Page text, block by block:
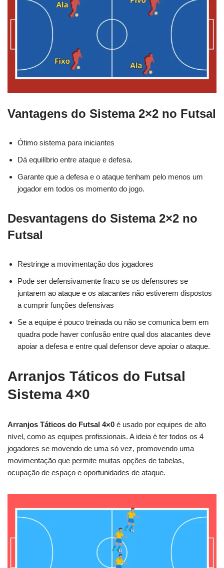
Vantagens do Sistema 2×2 no Futsal
Ótimo sistema para iniciantes
Dá equilíbrio entre ataque e defesa.
Garante que a defesa e o ataque tenham pelo menos um
jogador em todos os momento do jogo.
Desvantagens do Sistema 2×2 no
Futsal
Restringe a movimentação dos jogadores
Pode ser defensivamente fraco se os defensores se
juntarem ao ataque e os atacantes não estiverem dispostos
a cumprir funções defensivas
Se a equipe é pouco treinada ou não se comunica bem em
quadra pode haver confusão entre qual dos atacantes deve
apoiar a defesa e entre qual defensor deve apoiar o ataque.
Arranjos Táticos do Futsal
Sistema 4×0
Arranjos Táticos do Futsal 4×0 é usado por equipes de alto
nível, como as equipes profissionais. A ideia é ter todos os 4
jogadores se movendo de uma só vez, promovendo uma
movimentação que permite muitas opções de tabelas,
ocupação de espaço e oportunidades de ataque.